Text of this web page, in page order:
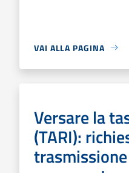
VAI ALLA PAGINA
Versare la
(TARI):